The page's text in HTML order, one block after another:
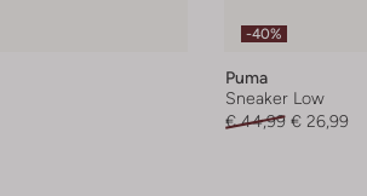
-40%
Puma
Sneaker Low
€ 44,99 € 26,99